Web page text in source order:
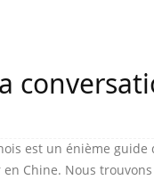
est un énième
Chine. Nous